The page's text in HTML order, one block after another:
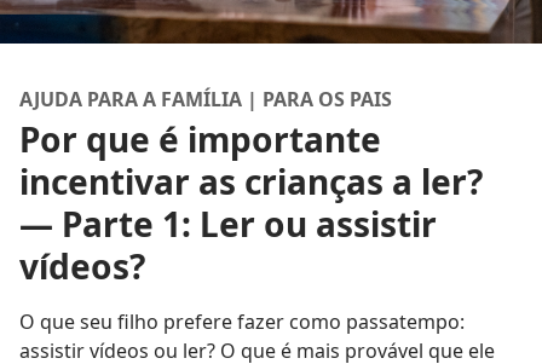
AJUDA PARA A FAMÍLIA | PARA OS PAIS
Por que é importante
incentivar as crianças a ler?
— Parte 1: Ler ou assistir
vídeos?
O que seu filho prefere fazer como passatempo:
assistir vídeos ou ler? O que é mais provável que ele